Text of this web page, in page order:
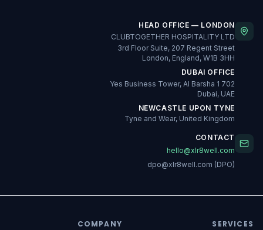
HEAD OFFICE — LONDON
CLUBTOGETHER HOSPITALITY LTD
3rd Floor Suite, 207 Regent Street
London, England, W1B 3HH
DUBAI OFFICE
702 Yes Business Tower, Al Barsha 1
Dubai, UAE
NEWCASTLE UPON TYNE
Tyne and Wear, United Kingdom
CONTACT
hello@xlr8well.com
dpo@xlr8well.com (DPO)
SERVICES
COMPANY